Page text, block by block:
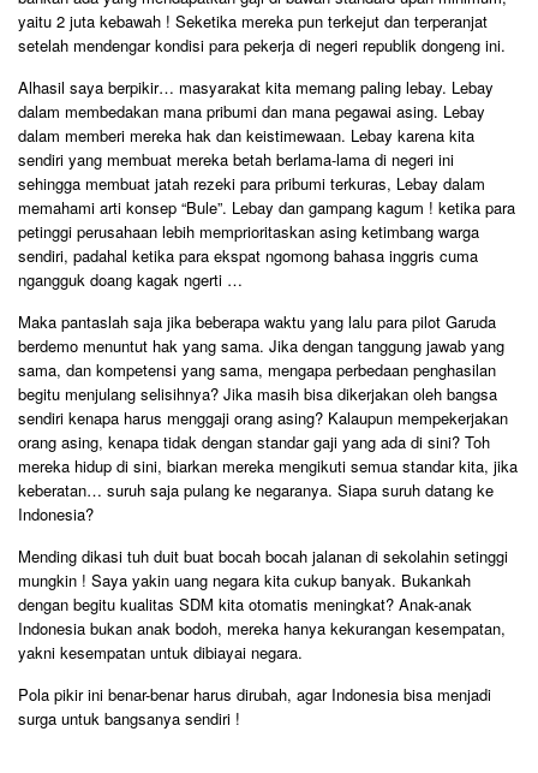
yaitu 2 juta kebawah ! Seketika mereka pun terkejut dan terperanjat
setelah mendengar kondisi para pekerja di negeri republik dongeng ini.
Alhasil saya berpikir… masyarakat kita memang paling lebay. Lebay
dalam membedakan mana pribumi dan mana pegawai asing. Lebay
dalam memberi mereka hak dan keistimewaan. Lebay karena kita
sendiri yang membuat mereka betah berlama-lama di negeri ini
sehingga membuat jatah rezeki para pribumi terkuras, Lebay dalam
memahami arti konsep “Bule”. Lebay dan gampang kagum ! ketika para
petinggi perusahaan lebih memprioritaskan asing ketimbang warga
sendiri, padahal ketika para ekspat ngomong bahasa inggris cuma
ngangguk doang kagak ngerti …
Maka pantaslah saja jika beberapa waktu yang lalu para pilot Garuda
berdemo menuntut hak yang sama. Jika dengan tanggung jawab yang
sama, dan kompetensi yang sama, mengapa perbedaan penghasilan
begitu menjulang selisihnya? Jika masih bisa dikerjakan oleh bangsa
sendiri kenapa harus menggaji orang asing? Kalaupun mempekerjakan
orang asing, kenapa tidak dengan standar gaji yang ada di sini? Toh
mereka hidup di sini, biarkan mereka mengikuti semua standar kita, jika
keberatan… suruh saja pulang ke negaranya. Siapa suruh datang ke
Indonesia?
Mending dikasi tuh duit buat bocah bocah jalanan di sekolahin setinggi
mungkin ! Saya yakin uang negara kita cukup banyak. Bukankah
dengan begitu kualitas SDM kita otomatis meningkat? Anak-anak
Indonesia bukan anak bodoh, mereka hanya kekurangan kesempatan,
yakni kesempatan untuk dibiayai negara.
Pola pikir ini benar-benar harus dirubah, agar Indonesia bisa menjadi
surga untuk bangsanya sendiri !